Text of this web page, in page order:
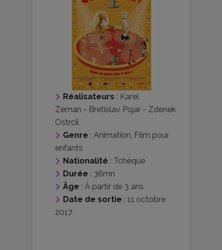
Réalisateurs : Karel
Zeman - Bretislav Pojar - Zdenek
Ostrcil
Genre : Animation Film pour
enfants
Nationalité : Tchèque
Durée : 36mn
Âge : À partir de 3 ans
Date de sortie : 11 octobre
2017